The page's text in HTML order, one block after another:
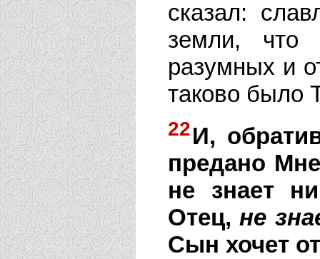
сказал:
земли,
разумных и
таково было
22И,
предано
не знает
Отец,не
Сын хочет